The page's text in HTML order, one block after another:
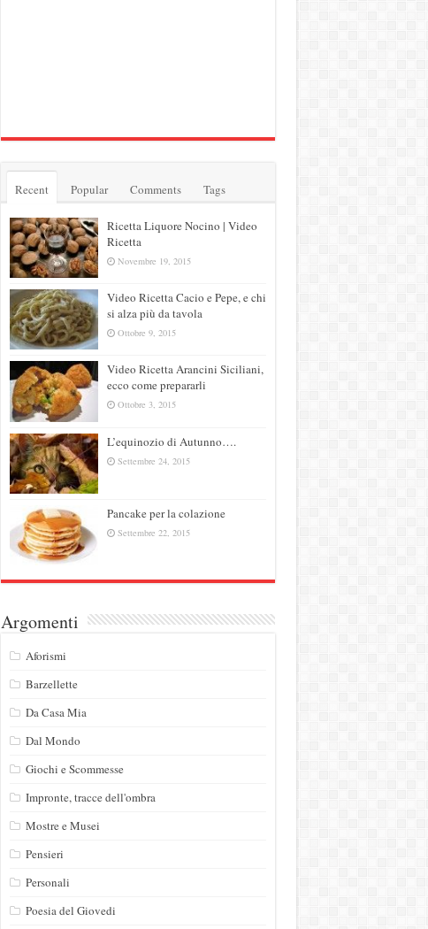
Recent Popular Comments Tags
Ricetta Liquore Nocino | Video
Ricetta
Novembre 19, 2015
Video Ricetta Cacio e Pepe, e chi
si alza più da tavola
Ottobre 9, 2015
Video Ricetta Arancini Siciliani,
ecco come prepararli
Ottobre 3, 2015
L’equinozio di Autunno….
Settembre 24, 2015
Pancake per la colazione
Settembre 22, 2015
Argomenti
Aforismi
Barzellette
Da Casa Mia
Dal Mondo
Giochi e Scommesse
Impronte, tracce dell'ombra
Mostre e Musei
Pensieri
Personali
Poesia del Giovedi